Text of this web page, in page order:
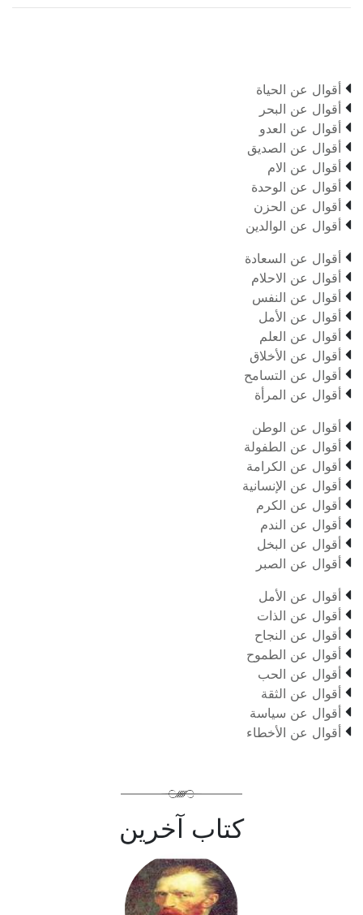
 أقوال عن الحياة
 أقوال عن البحر
 أقوال عن العدو
 أقوال عن الصديق
 أقوال عن الام
 أقوال عن الوحدة
 أقوال عن الحزن
 أقوال عن الوالدين
 أقوال عن السعادة
 أقوال عن الاحلام
 أقوال عن النفس
 أقوال عن الأمل
 أقوال عن العلم
 أقوال عن الأخلاق
 أقوال عن التسامح
 أقوال عن المرأة
 أقوال عن الوطن
 أقوال عن الطفولة
 أقوال عن الكرامة
 أقوال عن الإنسانية
 أقوال عن الكرم
 أقوال عن الندم
 أقوال عن البخل
 أقوال عن الصبر
 أقوال عن الأمل
 أقوال عن الذات
 أقوال عن النجاح
 أقوال عن الطموح
 أقوال عن الحب
 أقوال عن الثقة
 أقوال عن سياسة
 أقوال عن الأخطاء
كتاب آخرين